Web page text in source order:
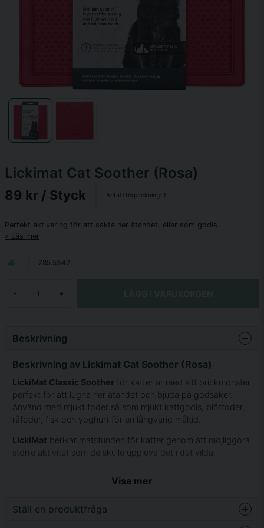
Lickimat Cat Soother (Rosa)
89 kr / Styck Antal i förpackning: 1
Perfekt aktivering för att sakta ner ätandet, eller som godis.
Läs mer
785.5342
- +
Beskrivning
Beskrivning av Lickimat Cat Soother (Rosa)
LickiMat Classic Soother för katter är med sitt prickmönster
perfekt för att lugna ner ätandet och bjuda på godsaker.
Använd med mjukt foder så som mjukt kattgodis, blötfoder,
råfoder, fisk och yoghurt för en långvarig måltid.
LickiMat berikar matstunden för katter genom att möjliggöra
större aktivitet som de skulle uppleva det i det vilda.
stoppar ”morrhårsstress” och låter din katt äta i en
hukande position med full koll på omgivningen vilket minskar
”Fickorna” i skålen är designade för att katten ska slicka för
Visa mer
Ställ en produktfråga